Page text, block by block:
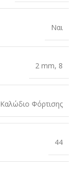
Ναι
2 mm, 8
Καλώδιο Φόρτισης
44